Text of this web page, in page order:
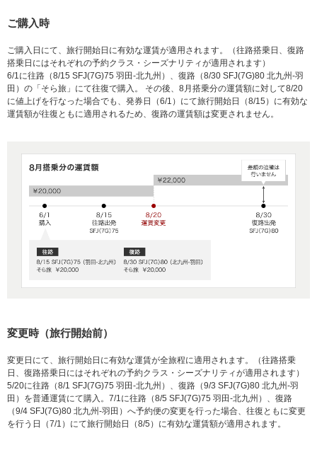
ご購入時
ご購入日にて、旅行開始日に有効な運賃が適用されます。（往路搭乗日、復路
搭乗日にはそれぞれの予約クラス・シーズナリティが適用されます）
6/1に往路（8/15 SFJ(7G)75 羽田-北九州）、復路（8/30 SFJ(7G)80 北九州-羽
田）の「そら旅」にて往復で購入。 その後、8月搭乗分の運賃額に対して8/20
に値上げを行なった場合でも、発券日（6/1）にて旅行開始日（8/15）に有効な
運賃額が往復ともに適用されるため、復路の運賃額は変更されません。
変更時（旅行開始前）
変更日にて、旅行開始日に有効な運賃が全旅程に適用されます。（往路搭乗
日、復路搭乗日にはそれぞれの予約クラス・シーズナリティが適用されます）
5/20に往路（8/1 SFJ(7G)75 羽田-北九州）、復路（9/3 SFJ(7G)80 北九州-羽
田）を普通運賃にて購入。7/1に往路（8/5 SFJ(7G)75 羽田-北九州）、復路
（9/4 SFJ(7G)80 北九州-羽田）へ予約便の変更を行った場合、往復ともに変更
を行う日（7/1）にて旅行開始日（8/5）に有効な運賃額が適用されます。